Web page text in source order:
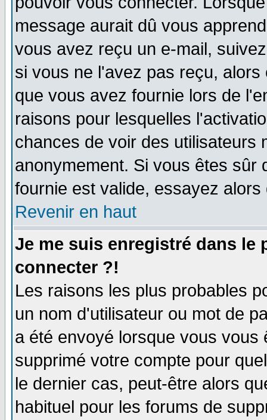
message aurait dû vous
vous avez reçu un e-mail,
si vous ne l'avez pas reçu,
que vous avez fournie lors de
raisons pour lesquelles
chances de voir des utilisateurs
anonymement. Si vous êtes sûr
fournie est valide, essayez
Revenir en haut
Je me suis enregistré dans le
connecter ?!
Les raisons les plus probables
un nom d'utilisateur ou mot de
a été envoyé lorsque vous
supprimé votre compte pour
le dernier cas, peut-être alors
habituel pour les forums de